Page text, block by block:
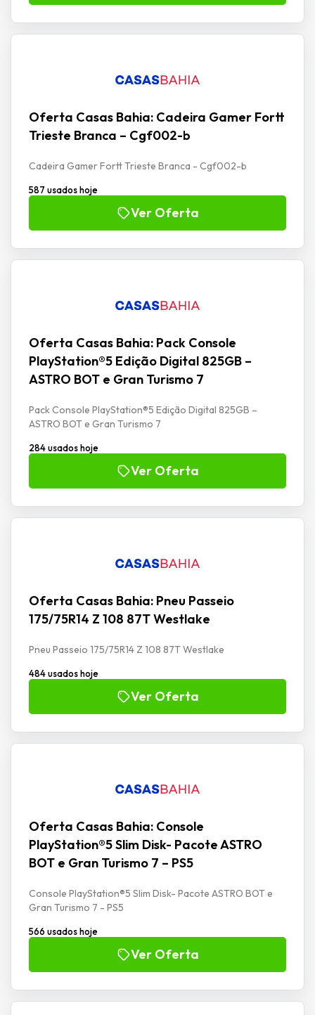
Oferta Casas Bahia: Cadeira Gamer Fortt
Trieste Branca – Cgf002-b
Cadeira Gamer Fortt Trieste Branca - Cgf002-b
587 usados hoje
Ver Oferta
Oferta Casas Bahia: Pack Console
PlayStation®5 Edição Digital 825GB –
ASTRO BOT e Gran Turismo 7
Pack Console PlayStation®5 Edição Digital 825GB –
ASTRO BOT e Gran Turismo 7
284 usados hoje
Ver Oferta
Oferta Casas Bahia: Pneu Passeio
175/75R14 Z 108 87T Westlake
Pneu Passeio 175/75R14 Z 108 87T Westlake
484 usados hoje
Ver Oferta
Oferta Casas Bahia: Console
PlayStation®5 Slim Disk- Pacote ASTRO
BOT e Gran Turismo 7 – PS5
Console PlayStation®5 Slim Disk- Pacote ASTRO BOT e
Gran Turismo 7 - PS5
566 usados hoje
Ver Oferta